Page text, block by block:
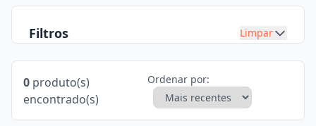
Filtros Limpar
0 produto(s)
encontrado(s)
Ordenar por: